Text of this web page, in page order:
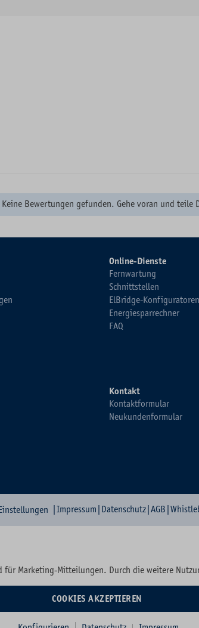
Keine Bewertungen gefunden. Gehe voran und teile
Online-Dienste
Fernwartung
Schnittstellen
ElBridge-Konfiguratoren
Energiesparrechner
FAQ
Kontakt
Kontaktformular
Neukundenformular
Impressum Datenschutz AGB
Marketing-Mitteilungen. Durch die weitere
COOKIES AKZEPTIEREN